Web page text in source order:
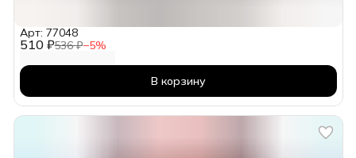
510 ₽536 ₽−5%
Арт: 77048
В корзину